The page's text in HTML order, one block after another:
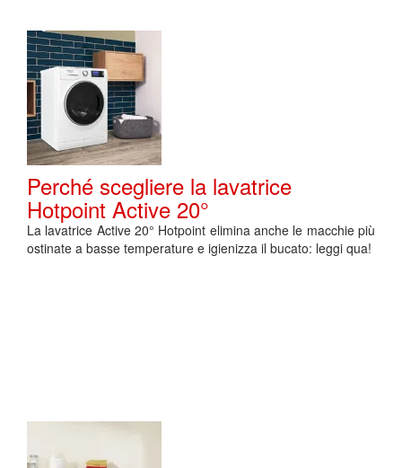
Perché scegliere la lavatrice
Hotpoint Active 20°
La lavatrice Active 20° Hotpoint elimina anche le macchie più
ostinate a basse temperature e igienizza il bucato: leggi qua!